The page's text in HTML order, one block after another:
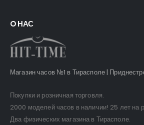
O НАС
Магазин часов №1 в Тирасполе |
Покупки и розничная торговля.
2000 моделей часов в наличии! 25 лет на
Два физических магазина в Тирасполе.